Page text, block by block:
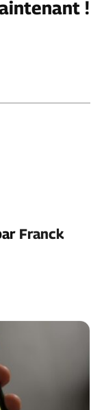
!
Franck